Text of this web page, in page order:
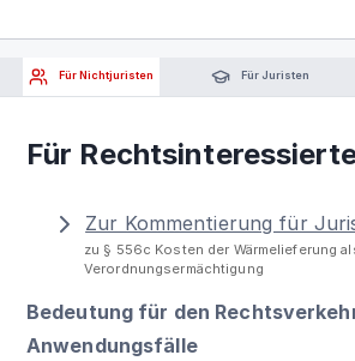
Für Nichtjuristen Für Juristen
Für
Zur Kommentierung für
zu § 556c Kosten der Wärmelieferung
Verordnungsermächtigung
Bedeutung für den
Anwendungsfälle